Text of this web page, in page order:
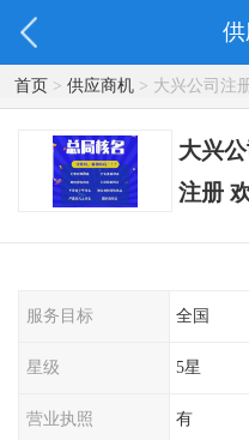
首页> 供应商机> 大兴公司注
询
大兴
注册
服务目标 全国
星级 5星
营业执照 有